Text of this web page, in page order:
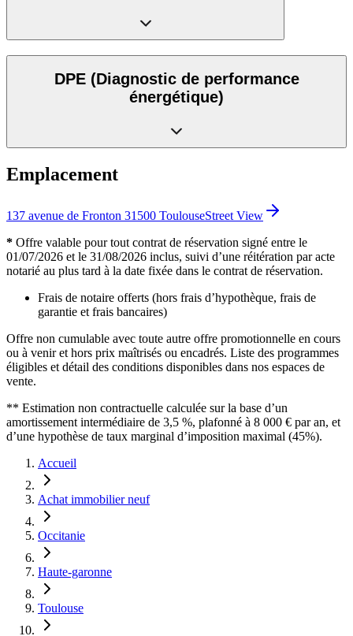
DPE (Diagnostic de performance
énergétique)
Emplacement
137 avenue de Fronton 31500 ToulouseStreet View
* Offre valable pour tout contrat de réservation signé entre le
01/07/2026 et le 31/08/2026 inclus, suivi d’une réitération par acte
notarié au plus tard à la date fixée dans le contrat de réservation.
Frais de notaire offerts (hors frais d’hypothèque, frais de
garantie et frais bancaires)
Offre non cumulable avec toute autre offre promotionnelle en cours
ou à venir et hors prix maîtrisés ou encadrés. Liste des programmes
éligibles et détail des conditions disponibles dans nos espaces de
vente.
** Estimation non contractuelle calculée sur la base d’un
amortissement intermédiaire de 3,5 %, plafonné à 8 000 € par an, et
d’une hypothèse de taux marginal d’imposition maximal (45%).
Accueil
Achat immobilier neuf
Occitanie
Haute-garonne
Toulouse